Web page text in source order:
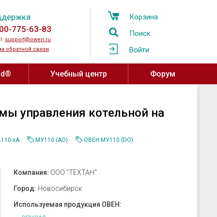
775-63-83
support@owen.ru
обратной связи
Корзина
Поиск
Войти
воздуха
датчики
устройства связи
Среды разработки
OPC-серверы
Драйверы и библиотеки ОВЕН
Учебный центр
Региональные учебные центры
Программа сотрудничества с
Форум
управления котельной на
хА МУ110 (AO)
ОВЕН МУ110 (DO)
Компания: ООО "ТЕХТАН"
Город: Новосибирск
Используемая продукция ОВЕН: